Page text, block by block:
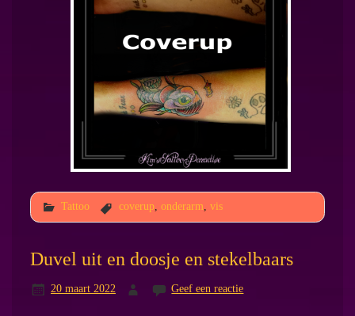
Tattoo coverup, onderarm vis
Duvel uit en doosje en stekelbaars
20 maart 2022 Geef een reactie